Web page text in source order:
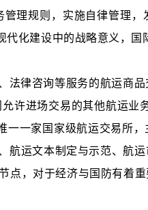
理规则，实施自律管理
化建设中的战略意义，国
律咨询等服务的航运商
许进场交易的其他航运业
一一家国家级航运交易所
运文本制定与示范、航
，对于经济与国防有着